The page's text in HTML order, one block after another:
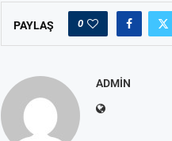
PAYLAŞ 0
ADMIN